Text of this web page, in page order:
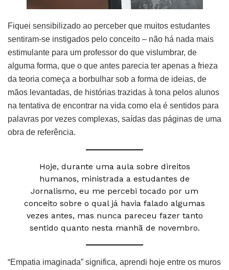
Fiquei sensibilizado ao perceber que muitos estudantes
sentiram-se instigados pelo conceito – não há nada mais
estimulante para um professor do que vislumbrar, de
alguma forma, que o que antes parecia ter apenas a frieza
da teoria começa a borbulhar sob a forma de ideias, de
mãos levantadas, de histórias trazidas à tona pelos alunos
na tentativa de encontrar na vida como ela é sentidos para
palavras por vezes complexas, saídas das páginas de uma
obra de referência.
Hoje, durante uma aula sobre direitos
humanos, ministrada a estudantes de
Jornalismo, eu me percebi tocado por um
conceito sobre o qual já havia falado algumas
vezes antes, mas nunca pareceu fazer tanto
sentido quanto nesta manhã de novembro.
“Empatia imaginada” significa, aprendi hoje entre os muros